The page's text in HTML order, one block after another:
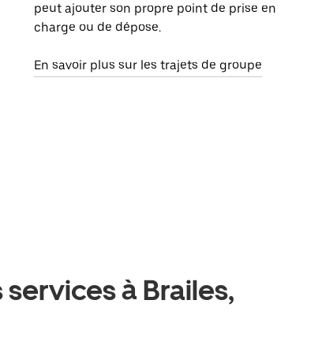
peut ajouter son propre point de prise en
charge ou de dépose.
En savoir plus sur les trajets de groupe
à Brailes,